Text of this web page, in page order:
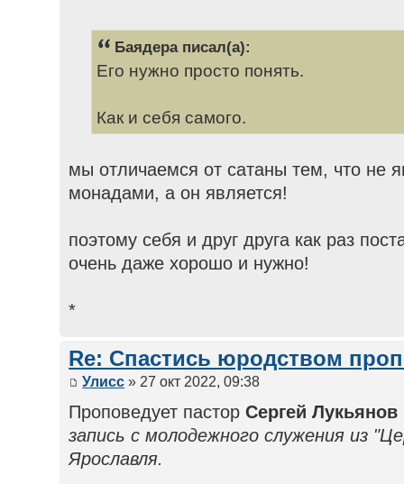
Баядера писал(а):
Его нужно просто понять.
Как и себя самого.
мы отличаемся от сатаны тем, что не
монадами, а он является!
поэтому себя и друг друга как раз
очень даже хорошо и нужно!
*
Re: Спастись юродством
Улисс » 27 окт 2022, 09:38
Проповедует пастор Сергей Лукьянов
запись с молодежного служения из
Ярославля.